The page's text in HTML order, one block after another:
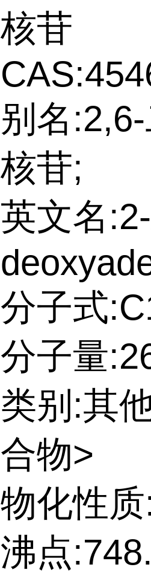
核苷
别名
核苷;
英文名
分子式
分子量
类别:其
合物>
物化性
沸点